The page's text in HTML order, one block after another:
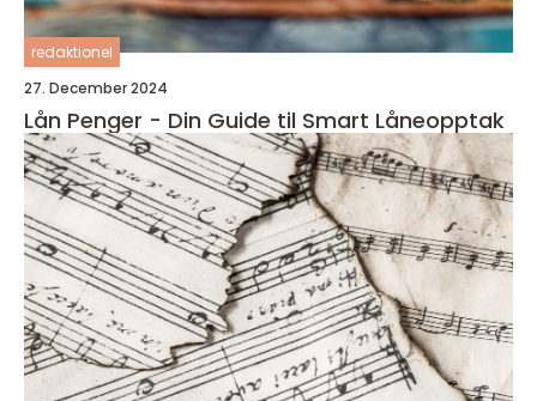
redaktionel
27. December 2024
Lån Penger - Din Guide til Smart Låneopptak